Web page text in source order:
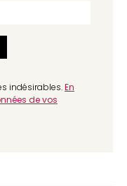
indésirables.En
de vos